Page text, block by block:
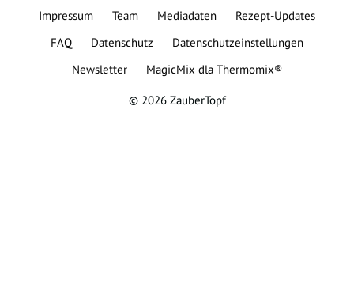
Impressum Team Mediadaten
Rezept-Updates
FAQ
Datenschutz
Datenschutzeinstellungen
Newsletter
MagicMix dla Thermomix®
© 2026 ZauberTopf